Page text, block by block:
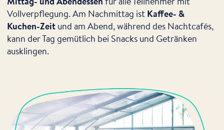
Vollverpflegung. Am Nachmittag istKaffee- &
Kuchen-Zeitund am Abend, während des Nachtcafés,
kann der Tag gemütlich bei Snacks und Getränken
ausklingen.